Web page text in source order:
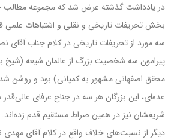
در یادداشت گذشته عرض شد که مجموعه مطالب
بخش تحریفات تاریخی و نقلی و اشتباهات علمی
سه مورد از تحریفات تاریخی در کلام جناب آقای
پیرامون سه شخصیت بزرگ از عالمان شیعه (شیخ
محقق اصفهانی مشهور به کمپانی) بود و روشن
عده‌ای، این بزرگان هر سه در جناح عرفای عالی‌قدر
شریفشان نیز در همین صراط مستقیم قدم
دیگر از نسبت‌های خلاف واقع در کلام آقای مهدی